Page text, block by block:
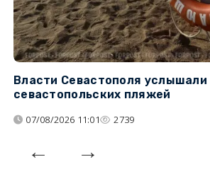
Власти Севастополя услышали
севастопольских пляжей
07/08/2026 11:01 2739